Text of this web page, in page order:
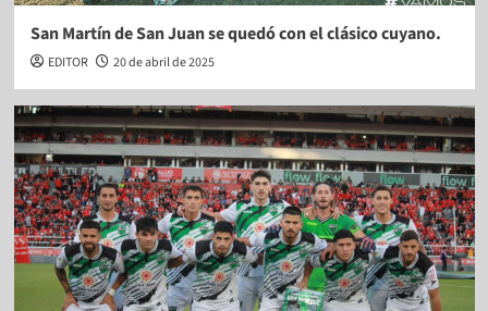
San Martín de San Juan se quedó con el clásico cuyano.
EDITOR 20 de abril de 2025